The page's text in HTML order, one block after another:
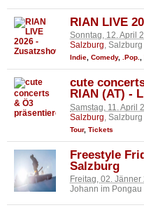
RIAN LIVE
Sonntag, 12. April
Salzburg, Salzburg
Indie, Comedy, .Pop.,
cute
RIAN (AT) -
Samstag, 11. April
Salzburg , Salzburg
Tour, Tickets
Freestyle
Salzburg
Freitag, 02.
Johann im Pongau